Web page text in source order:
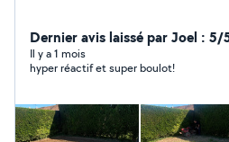
Dernier avis laissé par Joel : 5/
Il y a 1 mois
hyper réactif et super boulot!